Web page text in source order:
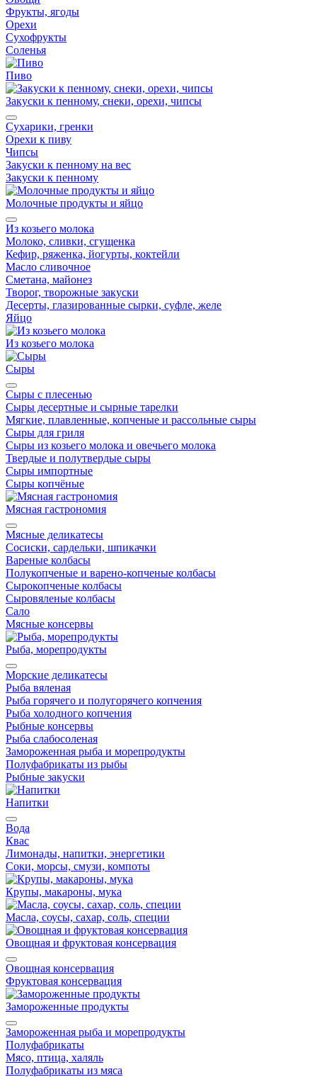
Фрукты, ягоды
Орехи
Сухофрукты
Соленья
Пиво
Закуски к пенному, снеки, орехи, чипсы
Сухарики, гренки
Орехи к пиву
Чипсы
Закуски к пенному на вес
Закуски к пенному
Молочные продукты и яйцо
Из козьего молока
Молоко, сливки, сгущенка
Кефир, ряженка, йогурты, коктейли
Масло сливочное
Сметана, майонез
Творог, творожные закуски
Десерты, глазированные сырки, суфле, желе
Яйцо
Из козьего молока
Сыры
Сыры с плесенью
Сыры десертные и сырные тарелки
Мягкие, плавленные, копченые и рассольные сыры
Сыры для гриля
Сыры из козьего молока и овечьего молока
Твердые и полутвердые сыры
Сыры импортные
Сыры копчёные
Мясная гастрономия
Мясные деликатесы
Сосиски, сардельки, шпикачки
Вареные колбасы
Полукопченые и варено-копченые колбасы
Сырокопченые колбасы
Сыровяленые колбасы
Сало
Мясные консервы
Рыба, морепродукты
Морские деликатесы
Рыба вяленая
Рыба горячего и полугорячего копчения
Рыба холодного копчения
Рыбные консервы
Рыба слабосоленая
Замороженная рыба и морепродукты
Полуфабрикаты из рыбы
Рыбные закуски
Напитки
Вода
Квас
Лимонады, напитки, энергетики
Соки, морсы, смузи, компоты
Крупы, макароны, мука
Масла, соусы, сахар, соль, специи
Овощная и фруктовая консервация
Овощная консервация
Фруктовая консервация
Замороженные продукты
Замороженная рыба и морепродукты
Полуфабрикаты
Мясо, птица, халяль
Полуфабрикаты из мяса